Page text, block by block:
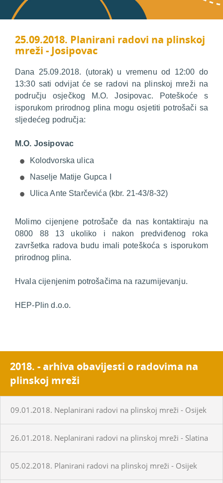
25.09.2018. Planirani radovi na plinskoj
mreži - Josipovac
Dana 25.09.2018. (utorak) u vremenu od 12:00 do
13:30 sati odvijat će se radovi na plinskoj mreži na
području osječkog M.O. Josipovac. Poteškoće s
isporukom prirodnog plina mogu osjetiti potrošači sa
sljedećeg područja:
M.O. Josipovac
Kolodvorska ulica
Naselje Matije Gupca I
Ulica Ante Starčevića (kbr. 21-43/8-32)
Molimo cijenjene potrošače da nas kontaktiraju na
0800 88 13 ukoliko i nakon predviđenog roka
završetka radova budu imali poteškoća s isporukom
prirodnog plina.
Hvala cijenjenim potrošačima na razumijevanju.
HEP-Plin d.o.o.
2018. - arhiva obavijesti o radovima na
plinskoj mreži
09.01.2018. Neplanirani radovi na plinskoj mreži - Osijek
26.01.2018. Neplanirani radovi na plinskoj mreži - Slatina
05.02.2018. Planirani radovi na plinskoj mreži - Osijek